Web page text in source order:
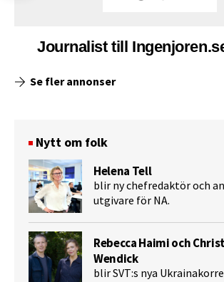
Journalist till
Se fler annonser
Nytt om folk
Helena Tell
blir ny chefredaktör och
utgivare för NA.
Rebecca Haimi och
Wendick
blir SVT:s nya